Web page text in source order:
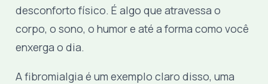
desconforto físico. É algo que atravessa o
corpo, o sono, o humor e até a forma como você
enxerga o dia.
A fibromialgia é um exemplo claro disso, uma